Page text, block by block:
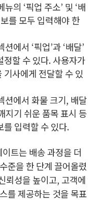
의 ‘픽업 주소’ 및 ‘배
를 모두 입력해야 한
에서 ‘픽업’과 ‘배달’
정할 수 있다. 사용자가
사에게 전달할 수 있
션에서 화물 크기, 배달
지기 쉬운 품목 표시 등
를 입력할 수 있다.
트는 배송 과정을 더
준을 한 단계 끌어올렸
뢰성을 높이고, 고객에
를 제공하는 것을 목표